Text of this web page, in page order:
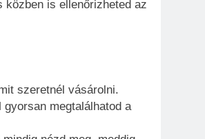
is ellenőrizheted az
szeretnél vásárolni.
megtalálhatod a